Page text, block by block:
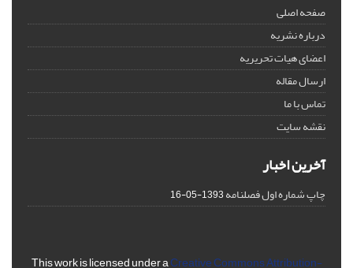
صفحه اصلی
درباره نشریه
اعضای هیات تحریریه
ارسال مقاله
تماس با ما
نقشه سایت
آخرین اخبار
چاپ شماره اول فصلنامه1393-05-16
This work is licensed under aCreative Commons Attribution-